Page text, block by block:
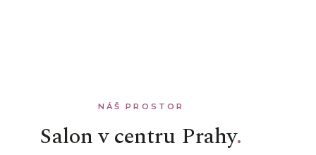
NÁŠ PROSTOR
Salon v centru Prahy